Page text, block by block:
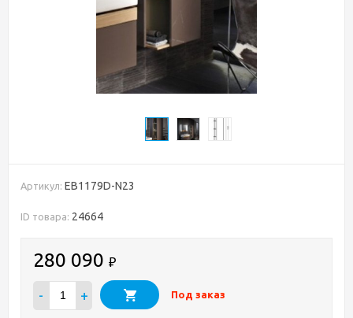
Артикул: EB1179D-N23
ID товара: 24664
280 090 ₽
- + Под заказ